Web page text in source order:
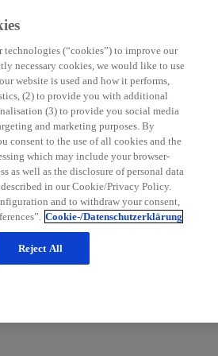
zur Multiplen Sklerose
die Patientenbetreuung möchten
unterstützen. Schauen Sie
Bereich vorbei: Wir erweitern
stetig für Sie.
technologies (“cookies”) to improve our
necessary cookies, we would like to use
website is used and how it performs,
(2) to provide you with additional
(3) to provide you social media
and marketing purposes. By
consent to the use of all cookies and the
which may include your browser-
as well as the disclosure of personal data
in our Cookie/Privacy Policy.
and to withdraw your consent,
Cookie-/Datenschutzerklärung
Reject All